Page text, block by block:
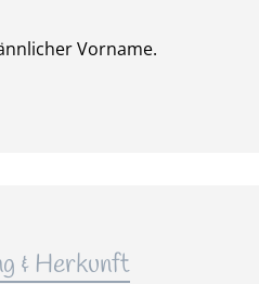
Vorname.
& Herkunft